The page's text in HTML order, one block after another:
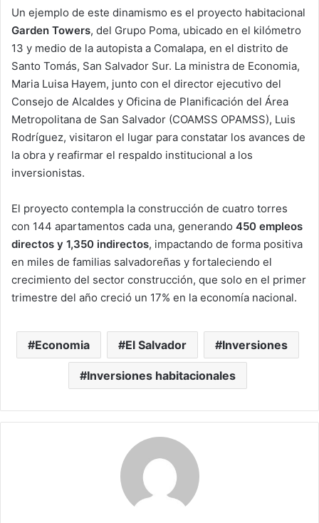
Un ejemplo de este dinamismo es el proyecto habitacional
Garden Towers, del Grupo Poma, ubicado en el kilómetro
13 y medio de la autopista a Comalapa, en el distrito de
Santo Tomás, San Salvador Sur. La ministra de Economia,
Maria Luisa Hayem, junto con el director ejecutivo del
Consejo de Alcaldes y Oficina de Planificación del Área
Metropolitana de San Salvador (COAMSS OPAMSS), Luis
Rodríguez, visitaron el lugar para constatar los avances de
la obra y reafirmar el respaldo institucional a los
inversionistas.
El proyecto contempla la construcción de cuatro torres
con 144 apartamentos cada una, generando 450 empleos
directos y 1,350 indirectos, impactando de forma positiva
en miles de familias salvadoreñas y fortaleciendo el
crecimiento del sector construcción, que solo en el primer
trimestre del año creció un 17% en la economía nacional.
Economia El Salvador Inversiones
Inversiones habitacionales